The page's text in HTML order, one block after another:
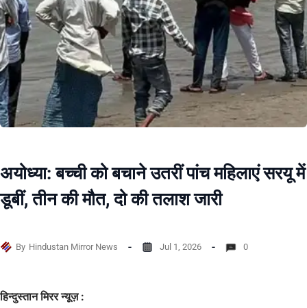
अयोध्या: बच्ची को बचाने उतरीं पांच महिलाएं सरयू में
डूबीं, तीन की मौत, दो की तलाश जारी
By Hindustan Mirror News Jul 1, 2026 0
हिन्दुस्तान मिरर न्यूज़ :